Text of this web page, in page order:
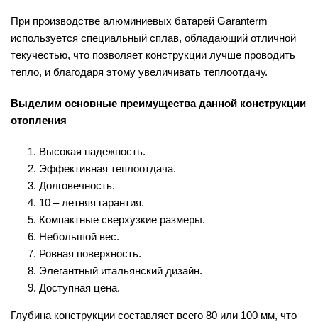
При производстве алюминиевых батарей Garanterm
используется специальный сплав, обладающий отличной
текучестью, что позволяет конструкции лучше проводить
тепло, и благодаря этому увеличивать теплоотдачу.
Выделим основные преимущества данной конструкции
отопления
Высокая надежность.
Эффективная теплоотдача.
Долговечность.
10 – летняя гарантия.
Компактные сверхузкие размеры.
Небольшой вес.
Ровная поверхность.
Элегантный итальянский дизайн.
Доступная цена.
Глубина конструкции составляет всего 80 или 100 мм, что